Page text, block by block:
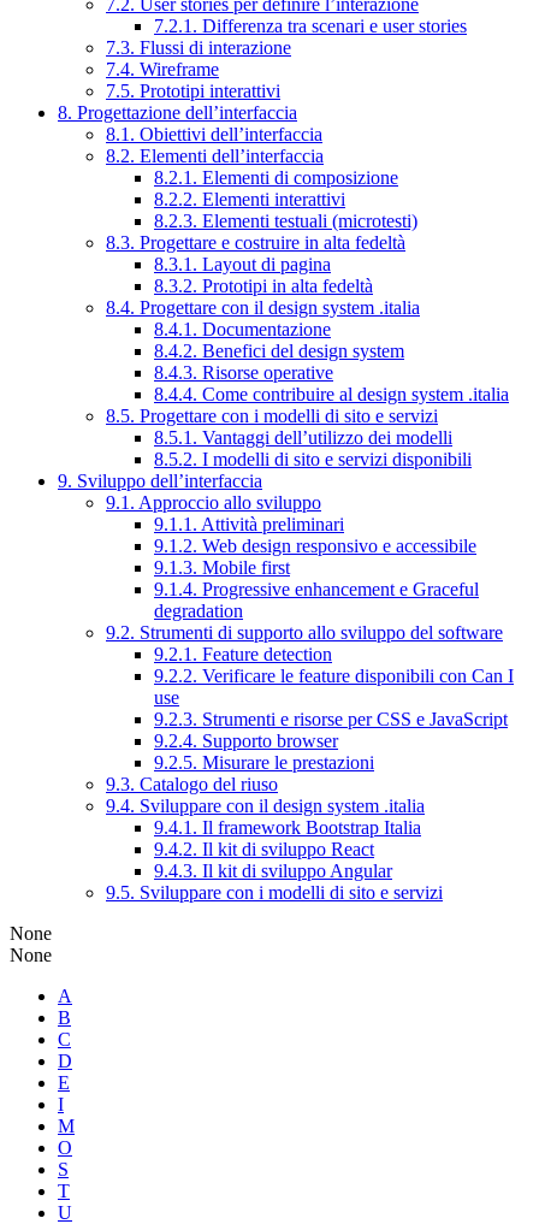
7.2. User stories per definire l’interazione
7.2.1. Differenza tra scenari e user stories
7.3. Flussi di interazione
7.4. Wireframe
7.5. Prototipi interattivi
8. Progettazione dell’interfaccia
8.1. Obiettivi dell’interfaccia
8.2. Elementi dell’interfaccia
8.2.1. Elementi di composizione
8.2.2. Elementi interattivi
8.2.3. Elementi testuali (microtesti)
8.3. Progettare e costruire in alta fedeltà
8.3.1. Layout di pagina
8.3.2. Prototipi in alta fedeltà
8.4. Progettare con il design system .italia
8.4.1. Documentazione
8.4.2. Benefici del design system
8.4.3. Risorse operative
8.4.4. Come contribuire al design system .italia
8.5. Progettare con i modelli di sito e servizi
8.5.1. Vantaggi dell’utilizzo dei modelli
8.5.2. I modelli di sito e servizi disponibili
9. Sviluppo dell’interfaccia
9.1. Approccio allo sviluppo
9.1.1. Attività preliminari
9.1.2. Web design responsivo e accessibile
9.1.3. Mobile first
9.1.4. Progressive enhancement e Graceful
degradation
9.2. Strumenti di supporto allo sviluppo del software
9.2.1. Feature detection
9.2.2. Verificare le feature disponibili con Can I
use
9.2.3. Strumenti e risorse per CSS e JavaScript
9.2.4. Supporto browser
9.2.5. Misurare le prestazioni
9.3. Catalogo del riuso
9.4. Sviluppare con il design system .italia
9.4.1. Il framework Bootstrap Italia
9.4.2. Il kit di sviluppo React
9.4.3. Il kit di sviluppo Angular
9.5. Sviluppare con i modelli di sito e servizi
None
None
A
B
C
D
E
I
M
O
S
T
U